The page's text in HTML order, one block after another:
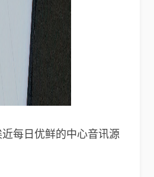
每日优鲜的中心音讯源